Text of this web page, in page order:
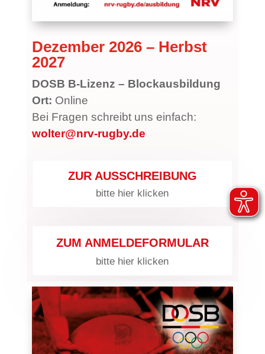
Dezember 2026 – Herbst
2027
DOSB B-Lizenz – Blockausbildung
Ort: Online
Bei Fragen schreibt uns einfach:
wolter@nrv-rugby.de
ZUR AUSSCHREIBUNG
bitte hier klicken
ZUM ANMELDEFORMULAR
bitte hier klicken